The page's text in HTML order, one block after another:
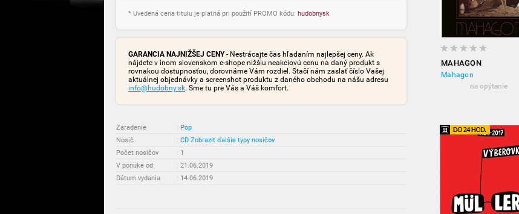
* Uvedená cena titulu je platná pri použití PROMO kódu: hudobnysk
GARANCIA NAJNIŽŠEJ CENY- Nestrácajte čas hľadaním najlepšej ceny. Ak
nájdete v inom slovenskom e-shope nižšiu neakciovú cenu na daný produkt s
rovnakou dostupnosťou, dorovnáme Vám rozdiel. Stačí nám zaslať číslo Vašej
aktuálnej objednávky a screenshot produktu z daného obchodu na nášu adresu
info@hudobny.sk. Sme tu pre Vás a Váš komfort.
Zaradenie : Pop
Nosič
: CD Zobraziť ďalšie typy nosičov
Počet nosičov
: 1
V ponuke od
: 21.06.2019
Dátum vydania
: 14.06.2019
MAHAGON
Mahagon
na opýtanie